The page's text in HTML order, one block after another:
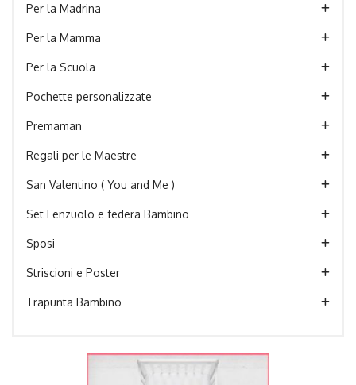
Per la Madrina
Per la Mamma
Per la Scuola
Pochette personalizzate
Premaman
Regali per le Maestre
San Valentino ( You and Me )
Set Lenzuolo e federa Bambino
Sposi
Striscioni e Poster
Trapunta Bambino